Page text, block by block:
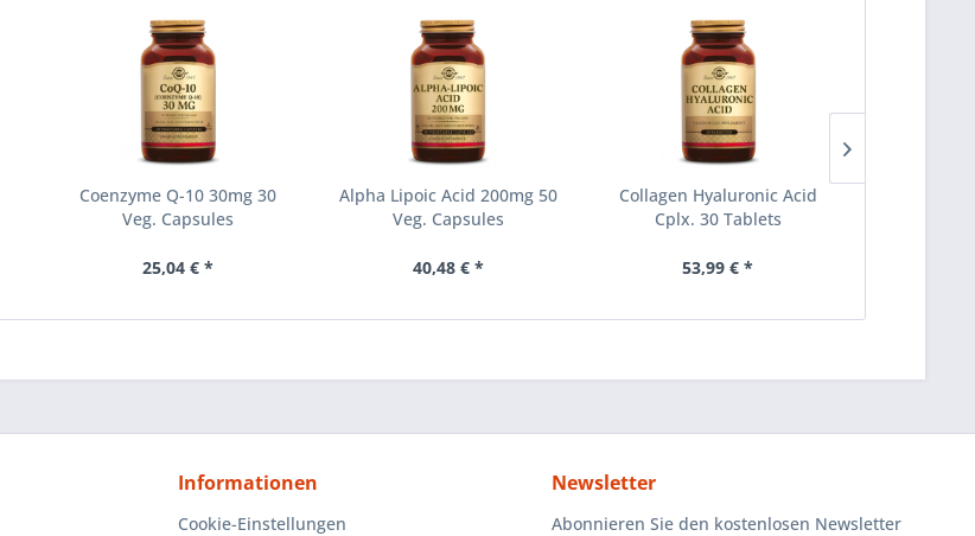
Coenzyme Q-10 30mg 30
Veg. Capsules
25,04 € *
Alpha Lipoic Acid 200mg 50
Veg. Capsules
40,48 € *
Collagen Hyaluronic Acid
Cplx. 30 Tablets
53,99 € *
Informationen
Cookie-Einstellungen
Newsletter
Abonnieren Sie den kostenlosen Newsletter